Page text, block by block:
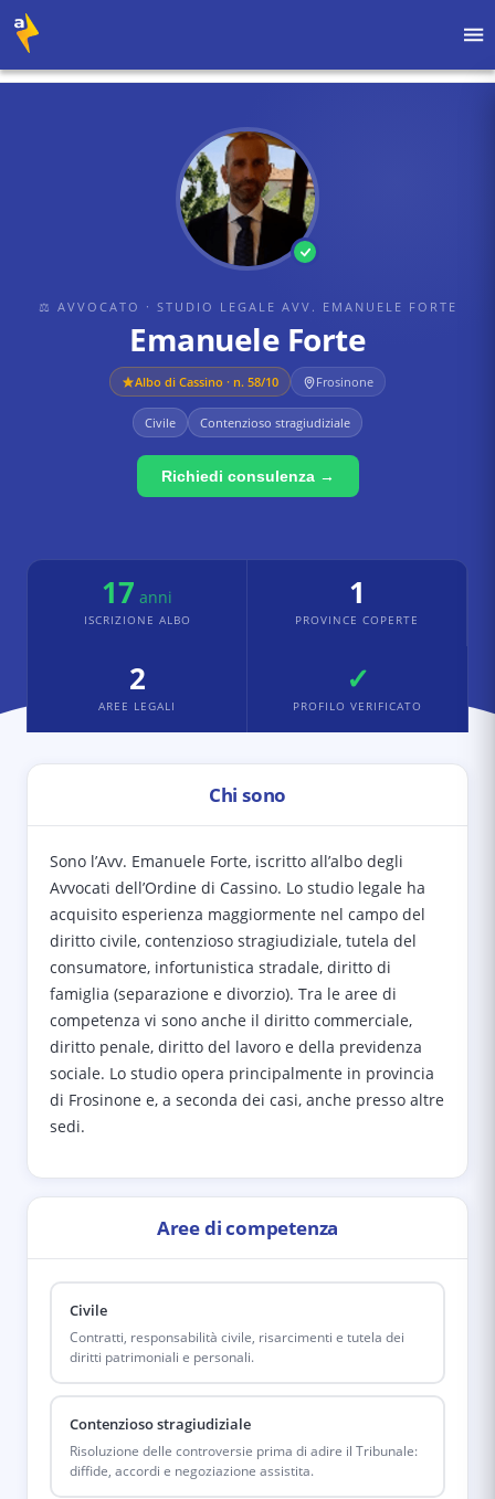
⚖ AVVOCATO · STUDIO LEGALE AVV. EMANUELE FORTE
Emanuele Forte
Albo di Cassino · n. 58/10 Frosinone
Civile Contenzioso stragiudiziale
Richiedi consulenza →
17 anni
ISCRIZIONE ALBO
1
PROVINCE COPERTE
2
AREE LEGALI
✓
PROFILO VERIFICATO
Chi sono
Sono l’Avv. Emanuele Forte, iscritto all’albo degli
Avvocati dell’Ordine di Cassino. Lo studio legale ha
acquisito esperienza maggiormente nel campo del
diritto civile, contenzioso stragiudiziale, tutela del
consumatore, infortunistica stradale, diritto di
famiglia (separazione e divorzio). Tra le aree di
competenza vi sono anche il diritto commerciale,
diritto penale, diritto del lavoro e della previdenza
sociale. Lo studio opera principalmente in provincia
di Frosinone e, a seconda dei casi, anche presso altre
sedi.
Aree di competenza
Civile
Contratti, responsabilità civile, risarcimenti e tutela dei
diritti patrimoniali e personali.
Contenzioso stragiudiziale
Risoluzione delle controversie prima di adire il Tribunale:
diffide, accordi e negoziazione assistita.